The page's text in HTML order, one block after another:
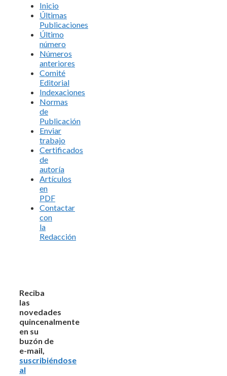
Inicio
Últimas
Publicaciones
Último
número
Números
anteriores
Comité
Editorial
Indexaciones
Normas
de
Publicación
Enviar
trabajo
Certificados
de
autoría
Artículos
en
PDF
Contactar
con
la
Redacción
Reciba
las
novedades
quincenalmente
en su
buzón de
e-mail,
suscribiéndose
al